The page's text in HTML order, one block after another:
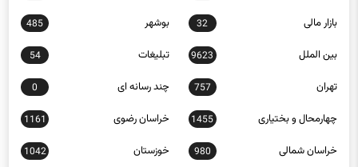
بازار مالی 32 بوشهر 485
بین الملل 9623 تبلیغات 54
تهران 757 چند رسانه ای 0
چهارمحال و بختیاری 1455 خراسان رضوی 1161
خراسان شمالی 980 خوزستان 1042